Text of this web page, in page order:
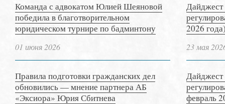
Команда с адвокатом Юлией Шеяновой
победила в благотворительном
юридическом турнире по бадминтону
01 июня 2026
Правила подготовки гражданских дел
обновились — мнение партнера АБ
«Эксиора» Юрия Сбитнева
Дайджест
2026
23 мая
Дайджест
февраль